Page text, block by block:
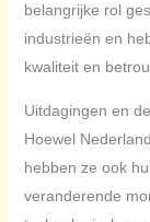
belangrijke rol
industrieën en
kwaliteit en
Uitdagingen en
Hoewel
hebben ze ook
veranderende